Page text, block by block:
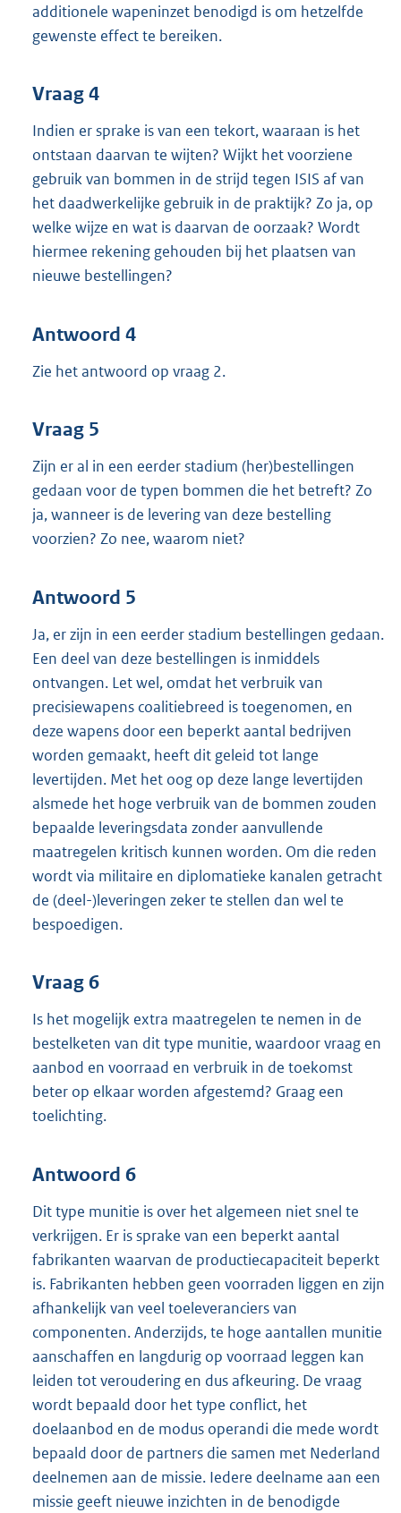
additionele wapeninzet benodigd is om hetzelfde
gewenste effect te bereiken.
Vraag 4
Indien er sprake is van een tekort, waaraan is het
ontstaan daarvan te wijten? Wijkt het voorziene
gebruik van bommen in de strijd tegen ISIS af van
het daadwerkelijke gebruik in de praktijk? Zo ja, op
welke wijze en wat is daarvan de oorzaak? Wordt
hiermee rekening gehouden bij het plaatsen van
nieuwe bestellingen?
Antwoord 4
Zie het antwoord op vraag 2.
Vraag 5
Zijn er al in een eerder stadium (her)bestellingen
gedaan voor de typen bommen die het betreft? Zo
ja, wanneer is de levering van deze bestelling
voorzien? Zo nee, waarom niet?
Antwoord 5
Ja, er zijn in een eerder stadium bestellingen gedaan.
Een deel van deze bestellingen is inmiddels
ontvangen. Let wel, omdat het verbruik van
precisiewapens coalitiebreed is toegenomen, en
deze wapens door een beperkt aantal bedrijven
worden gemaakt, heeft dit geleid tot lange
levertijden. Met het oog op deze lange levertijden
alsmede het hoge verbruik van de bommen zouden
bepaalde leveringsdata zonder aanvullende
maatregelen kritisch kunnen worden. Om die reden
wordt via militaire en diplomatieke kanalen getracht
de (deel-)leveringen zeker te stellen dan wel te
bespoedigen.
Vraag 6
Is het mogelijk extra maatregelen te nemen in de
bestelketen van dit type munitie, waardoor vraag en
aanbod en voorraad en verbruik in de toekomst
beter op elkaar worden afgestemd? Graag een
toelichting.
Antwoord 6
Dit type munitie is over het algemeen niet snel te
verkrijgen. Er is sprake van een beperkt aantal
fabrikanten waarvan de productiecapaciteit beperkt
is. Fabrikanten hebben geen voorraden liggen en zijn
afhankelijk van veel toeleveranciers van
componenten. Anderzijds, te hoge aantallen munitie
aanschaffen en langdurig op voorraad leggen kan
leiden tot veroudering en dus afkeuring. De vraag
wordt bepaald door het type conflict, het
doelaanbod en de modus operandi die mede wordt
bepaald door de partners die samen met Nederland
deelnemen aan de missie. Iedere deelname aan een
missie geeft nieuwe inzichten in de benodigde